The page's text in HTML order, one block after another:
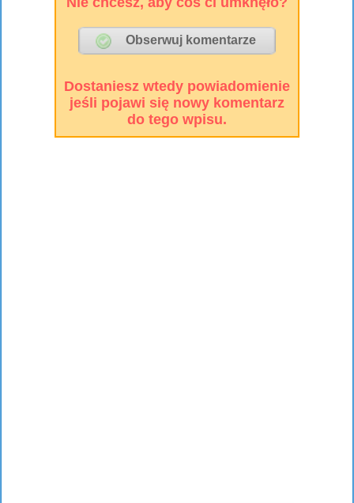
Dostaniesz wtedy powiadomienie
jeśli pojawi się nowy komentarz
do tego wpisu.